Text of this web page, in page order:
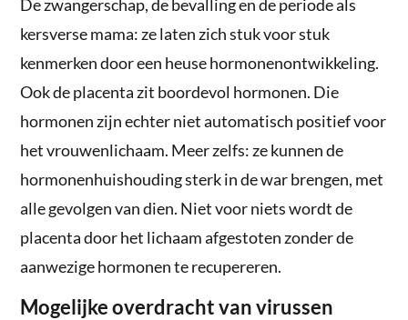
De zwangerschap, de bevalling en de periode als
kersverse mama: ze laten zich stuk voor stuk
kenmerken door een heuse hormonenontwikkeling.
Ook de placenta zit boordevol hormonen. Die
hormonen zijn echter niet automatisch positief voor
het vrouwenlichaam. Meer zelfs: ze kunnen de
hormonenhuishouding sterk in de war brengen, met
alle gevolgen van dien. Niet voor niets wordt de
placenta door het lichaam afgestoten zonder de
aanwezige hormonen te recupereren.
Mogelijke overdracht van virussen